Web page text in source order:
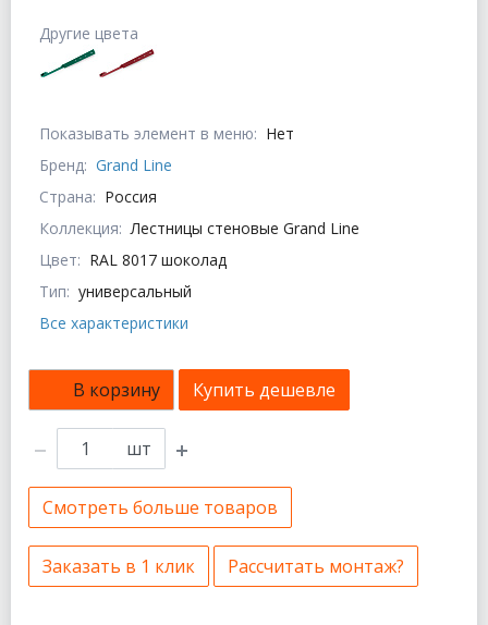
Показывать элемент в меню: Нет
Бренд: Grand Line
Страна: Россия
Коллекция: Лестницы стеновые Grand Line
Цвет: RAL 8017 шоколад
Тип: универсальный
Все характеристики
Другие цвета
В корзину Купить дешевле
шт
Смотреть больше товаров
Заказать в 1 клик Рассчитать монтаж?